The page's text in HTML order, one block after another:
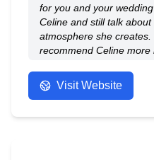
for you and your
Celine and still talk
atmosphere she
recommend Celine
Visit Website